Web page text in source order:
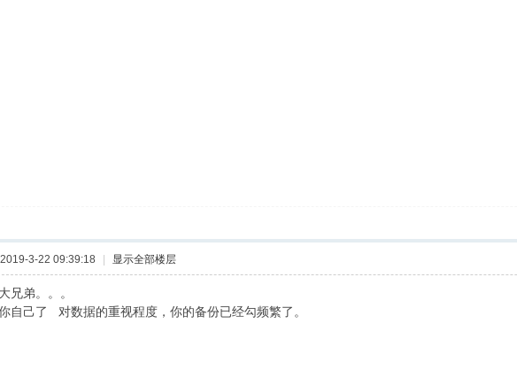
3-22 09:39:18 显示全部楼层
兄弟。。。
自己了 对数据的重视程度，你的备份已经勾频繁了。